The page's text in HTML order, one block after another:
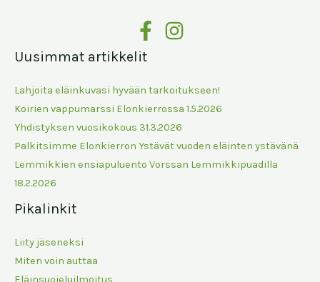
Uusimmat artikkelit
Lahjoita eläinkuvasi hyvään tarkoitukseen!
Koirien vappumarssi Elonkierrossa 1.5.2026
Yhdistyksen vuosikokous 31.3.2026
Palkitsimme Elonkierron Ystävät vuoden eläinten ystävänä
Lemmikkien ensiapuluento Vorssan Lemmikkipuadilla
18.2.2026
Pikalinkit
Liity jäseneksi
Miten voin auttaa
Eläinsuojeluilmoitus